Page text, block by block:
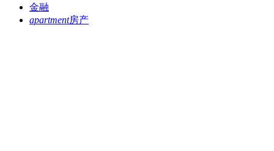
金融
apartment房产